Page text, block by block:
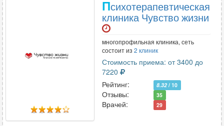
Психотерапевтическая
клиника Чувство жизни
многопрофильная клиника, сеть
состоит из 2 клиник
Стоимость приема: от 3400 до
7220
Рейтинг:
8.32 / 10
Отзывы: 35
Врачей: 29